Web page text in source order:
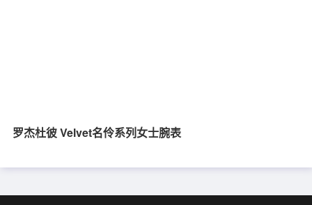
罗杰杜彼 Velvet名伶系列女士腕表